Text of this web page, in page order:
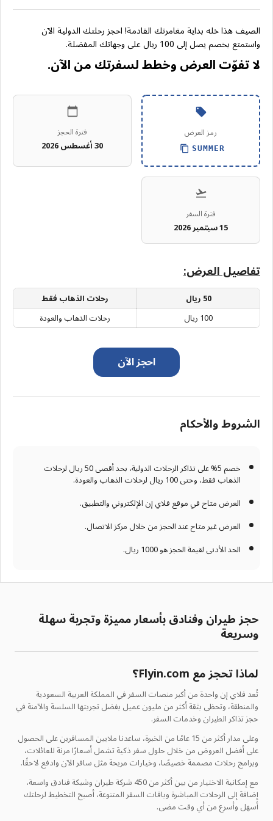
الصيف هذا خله بداية مغامرتك القادمة! احجز رحلتك الدولية الآن
واستمتع بخصم يصل إلى 100 ريال على وجهاتك المفضلة.
لا تفوّت العرض وخطط لسفرتك من الآن.
رمز العرض
SUMMER
فترة الحجز
30 أغسطس 2026
فترة السفر
15 سبتمبر 2026
تفاصيل العرض:
50 ريال
رحلات الذهاب فقط
100 ريال
رحلات الذهاب والعودة
احجز الآن
الشروط والأحكام
خصم 5% على تذاكر الرحلات الدولية، بحد أقصى 50 ريال لرحلات
الذهاب فقط، وحتى 100 ريال لرحلات الذهاب والعودة.
العرض متاح في موقع فلاي إن الإلكتروني والتطبيق.
العرض غير متاح عند الحجز من خلال مركز الاتصال.
الحد الأدنى لقيمة الحجز هو 1000 ريال.
حجز طيران وفنادق بأسعار مميزة وتجربة سهلة
وسريعة
لماذا تحجز مع Flyin.com؟
تُعد فلاي إن واحدة من أكبر منصات السفر في المملكة العربية السعودية
والمنطقة، وتحظى بثقة أكثر من مليون عميل بفضل تجربتها السلسة والآمنة في
حجز تذاكر الطيران وخدمات السفر.
وعلى مدار أكثر من 15 عامًا من الخبرة، ساعدنا ملايين المسافرين على الحصول
على أفضل العروض من خلال حلول سفر ذكية تشمل أسعارًا مرنة للعائلات،
وبرامج رحلات مصممة خصيصًا، وخيارات مريحة مثل سافر الآن وادفع لاحقًا.
مع إمكانية الاختيار من بين أكثر من 450 شركة طيران وشبكة فنادق واسعة،
إضافة إلى الرحلات المباشرة وباقات السفر المتنوعة، أصبح التخطيط لرحلتك
أسهل وأسرع من أي وقت مضى.